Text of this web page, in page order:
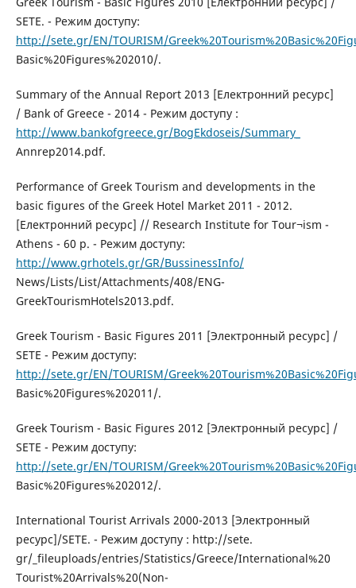
SETE. - Режим доступу:
http://sete.gr/EN/TOURISM/
Basic%20Figures%202010/.
Summary of the Annual Report 2013 [Електронний ресурс]
/ Bank of Greece - 2014 - Режим доступу :
http://www.bankofgreece.gr/BogEkdoseis/Summary_
Annrep2014.pdf.
Performance of Greek Tourism and developments in the
basic figures of the Greek Hotel Market 2011 - 2012.
[Електронний ресурс] // Research Institute for Tour¬ism -
Athens - 60 p. - Режим доступу:
http://www.grhotels.gr/GR/BussinessInfo/
News/Lists/List/Attachments/408/ENG-
GreekTourismHotels2013.pdf.
Greek Tourism - Basic Figures 2011 [Электронный ресурс] /
SETE - Режим доступу:
http://sete.gr/EN/TOURISM/
Basic%20Figures%202011/.
Greek Tourism - Basic Figures 2012 [Электронный ресурс] /
SETE - Режим доступу:
http://sete.gr/EN/TOURISM/
Basic%20Figures%202012/.
International Tourist Arrivals 2000-2013 [Электронный
ресурс]/SETE. - Режим доступу : http://sete.
gr/_fileuploads/entries/Statistics/Greece/International%20
Tourist%20Arrivals%20(Non-